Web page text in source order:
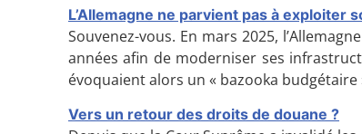
L’Allemagne ne parvient pas à exploiter
Souvenez-vous. En mars 2025,
années afin de moderniser ses
évoquaient alors un « bazooka
Vers un retour des droits de douane ?